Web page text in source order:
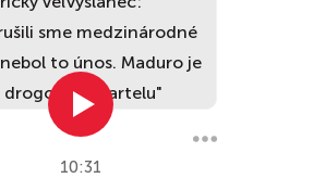
10:31